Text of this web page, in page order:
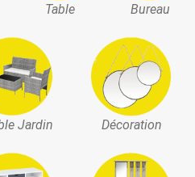
Table Bureau
Jardin Décoration